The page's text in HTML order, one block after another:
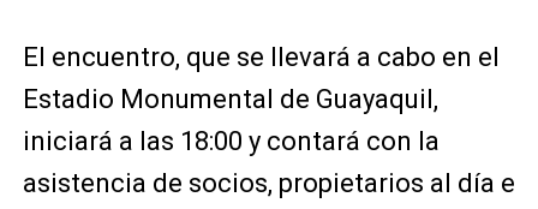
El encuentro, que se llevará a cabo en el
Estadio Monumental de Guayaquil,
iniciará a las 18:00 y contará con la
asistencia de socios, propietarios al día e